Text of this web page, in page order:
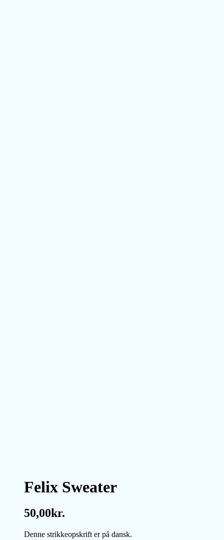
Felix Sweater
50,00kr.
Denne strikkeopskrift er på dansk.